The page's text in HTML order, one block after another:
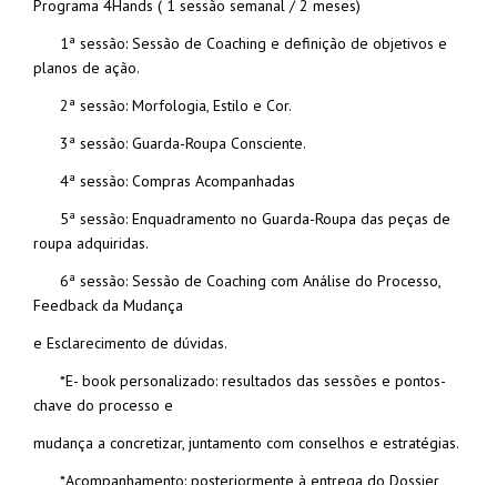
Programa 4Hands ( 1 sessão semanal / 2 meses)
1ª sessão: Sessão de Coaching e definição de objetivos e
planos de ação.
2ª sessão: Morfologia, Estilo e Cor.
3ª sessão: Guarda-Roupa Consciente.
4ª sessão: Compras Acompanhadas
5ª sessão: Enquadramento no Guarda-Roupa das peças de
roupa adquiridas.
6ª sessão: Sessão de Coaching com Análise do Processo,
Feedback da Mudança
e Esclarecimento de dúvidas.
*E- book personalizado: resultados das sessões e pontos-
chave do processo e
mudança a concretizar, juntamento com conselhos e estratégias.
*Acompanhamento: posteriormente à entrega do Dossier